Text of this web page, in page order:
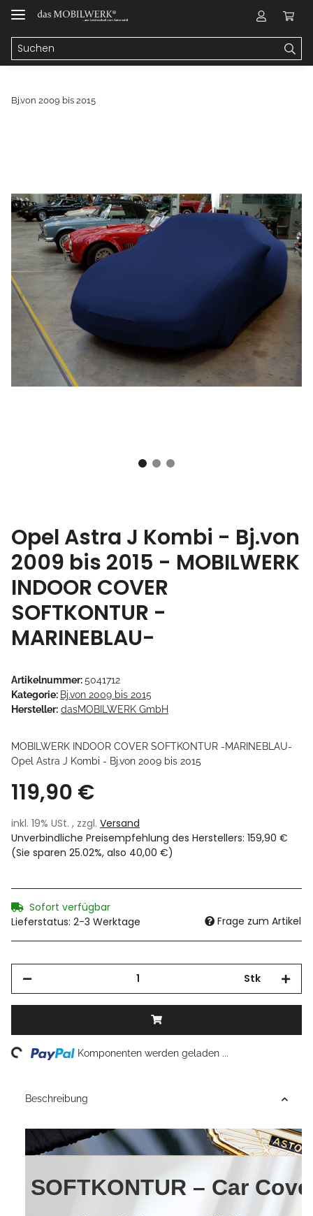
Bj.von 2009 bis 2015
Opel Astra J Kombi - Bj.von
2009 bis 2015 - MOBILWERK
INDOOR COVER
SOFTKONTUR -
MARINEBLAU-
Artikelnummer:5041712
Kategorie: Bj.von 2009 bis 2015
Hersteller: dasMOBILWERK GmbH
MOBILWERK INDOOR COVER SOFTKONTUR -MARINEBLAU-
Opel Astra J Kombi - Bj.von 2009 bis 2015
119,90 €
inkl. 19% USt. , zzgl. Versand
Unverbindliche Preisempfehlung des Herstellers: 159,90 €
(Sie sparen 25.02%, also 40,00 €)
Sofort verfügbar
Lieferstatus: 2-3 Werktage
Frage zum Artikel
Stk
Loading... Komponenten werden geladen ...
Beschreibung